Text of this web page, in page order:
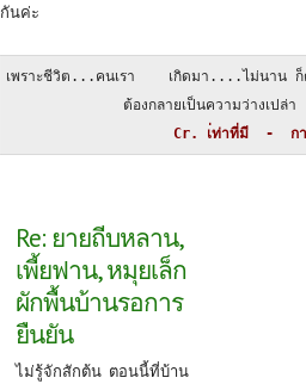
กันค่ะ
เพราะชีวิต...คนเรา    เกิดมา....ไม่นาน ก็
ต้องกลายเป็นความว่างเ
Cr. เ่ท่าที่มี  -  กา
Re: ยายถีบหลาน,
เพี้ยฟาน, หมุยเล็ก
ผักพื้นบ้านรอการ
ยืนยัน
ไม่รู้จักสักต้น ตอนนี้ที่บ้าน